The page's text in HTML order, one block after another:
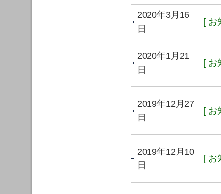
2020年3月16
日
[ お
2020年1月21
日
[ お
2019年12月27
日
[ お
2019年12月10
日
[ お